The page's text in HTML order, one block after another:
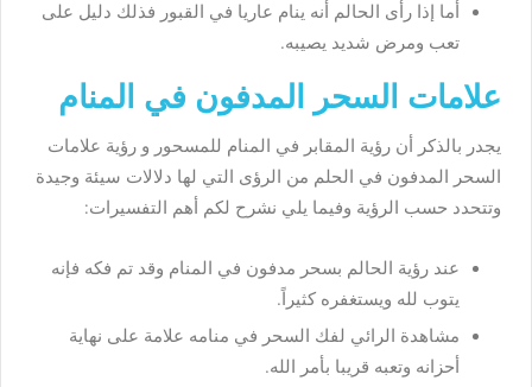
أما إذا رأى الحالم أنه ينام عاريا في القبور فذلك دليل على
تعب ومرض شديد يصيبه.
علامات السحر المدفون في المنام
يجدر بالذكر أن رؤية المقابر في المنام للمسحور و رؤية علامات
السحر المدفون في الحلم من الرؤى التي لها دلالات سيئة وجيدة
وتتحدد حسب الرؤية وفيما يلي نشرح لكم أهم التفسيرات:
عند رؤية الحالم بسحر مدفون في المنام وقد تم فكه فإنه
يتوب لله ويستغفره كثيراً.
مشاهدة الرائي لفك السحر في منامه علامة على نهاية
أحزانه وتعبه قريبا بأمر الله.